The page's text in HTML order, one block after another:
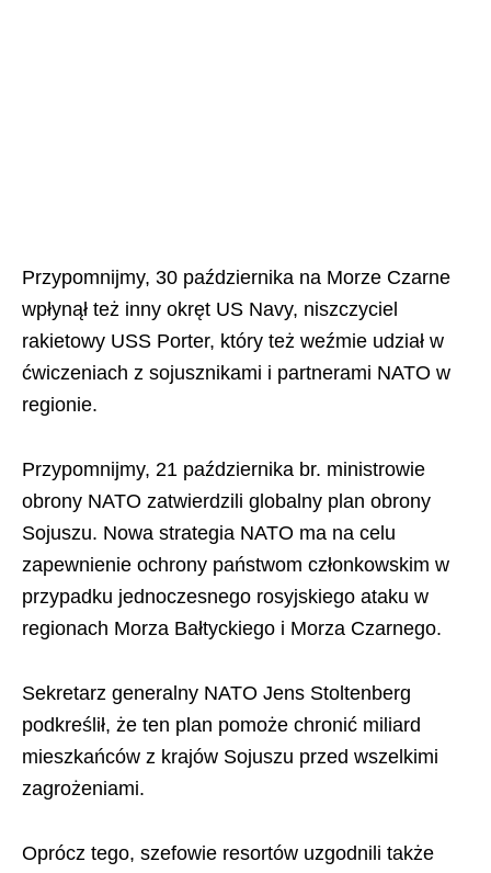
Przypomnijmy, 30 października na Morze Czarne
wpłynął też inny okręt US Navy, niszczyciel
rakietowy USS Porter, który też weźmie udział w
ćwiczeniach z sojusznikami i partnerami NATO w
regionie.
Przypomnijmy, 21 października br. ministrowie
obrony NATO zatwierdzili globalny plan obrony
Sojuszu. Nowa strategia NATO ma na celu
zapewnienie ochrony państwom członkowskim w
przypadku jednoczesnego rosyjskiego ataku w
regionach Morza Bałtyckiego i Morza Czarnego.
Sekretarz generalny NATO Jens Stoltenberg
podkreślił, że ten plan pomoże chronić miliard
mieszkańców z krajów Sojuszu przed wszelkimi
zagrożeniami.
Oprócz tego, szefowie resortów uzgodnili także